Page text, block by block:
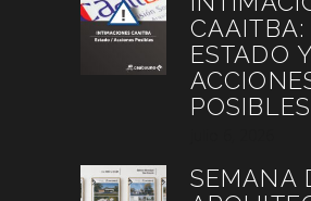
CAAITBA:
ESTADO Y
POSIBLES
SEMANA